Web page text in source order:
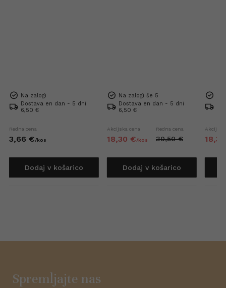
Na zalogi
Dostava en dan - 5 dni
6,50 €
Redna cena
3,66 €/kos
Dodaj v košarico
Na zalogi še 5
Dostava en dan - 5 dni
6,50 €
Akcijska cena
18,30 €/kos
Redna cena
30,50 €
Dodaj v košarico
Akcijska
18,30
Spremljajte nas